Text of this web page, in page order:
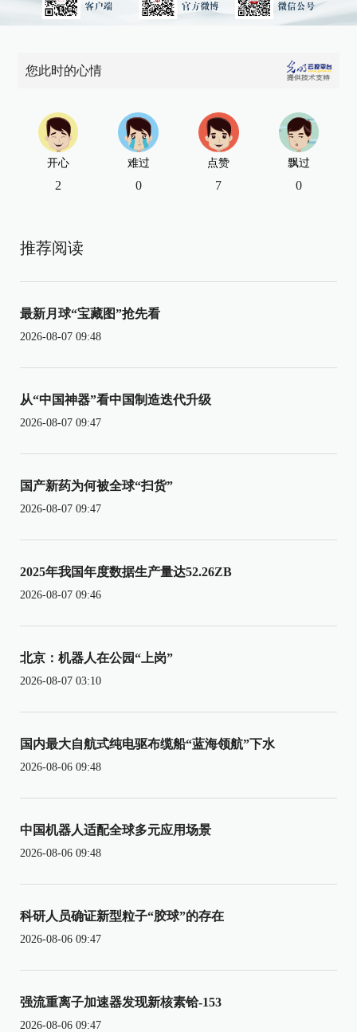
您此时的心情
开心
2
难过
0
点赞
7
飘过
0
推荐阅读
最新月球“宝藏图”抢先看
2026-08-07 09:48
从“中国神器”看中国制造迭代升级
2026-08-07 09:47
国产新药为何被全球“扫货”
2026-08-07 09:47
2025年我国年度数据生产量达52.26ZB
2026-08-07 09:46
北京：机器人在公园“上岗”
2026-08-07 03:10
国内最大自航式纯电驱布缆船“蓝海领航”下水
2026-08-06 09:48
中国机器人适配全球多元应用场景
2026-08-06 09:48
科研人员确证新型粒子“胶球”的存在
2026-08-06 09:47
强流重离子加速器发现新核素铪-153
2026-08-06 09:47